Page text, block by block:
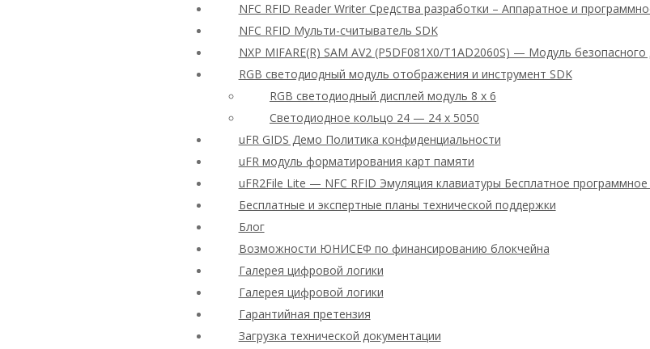
NFC RFID Reader Writer Средства разработки – Аппаратное и
NFC RFID Мульти-считыватель SDK
NXP MIFARE(R) SAM AV2 (P5DF081X0/T1AD2060S) — Модуль безопасного
RGB светодиодный модуль отображения и инструмент SDK
RGB светодиодный дисплей модуль 8 x 6
Светодиодное кольцо 24 — 24 x 5050
uFR GIDS Демо Политика конфиденциальности
uFR модуль форматирования карт памяти
uFR2File Lite — NFC RFID Эмуляция клавиатуры Бесплатное
Бесплатные и экспертные планы технической поддержки
Блог
Возможности ЮНИСЕФ по финансированию блокчейна
Галерея цифровой логики
Галерея цифровой логики
Гарантийная претензия
Загрузка технической документации